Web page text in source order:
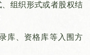
组织形式或者股权结
库、资格库等入围方